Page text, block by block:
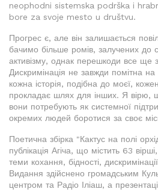
neophodni sistemska podrška i
bore za svoje mesto u društvu.
Прогрес є, але він залишається
бачимо більше ромів, залучених до
активізму, однак перешкоди все ще
Дискримінація не завжди помітна
кожна історія, подібна до моєї,
прокладає шлях для інших. Я вірю,
вони потребують як системної
окремих людей боротися за своє
Поетична збірка "Кактус на полі
публікація Агіча, що містить 63
теми кохання, бідності,
Видання здійснено громадським
центром та Радіо Іліаш, а